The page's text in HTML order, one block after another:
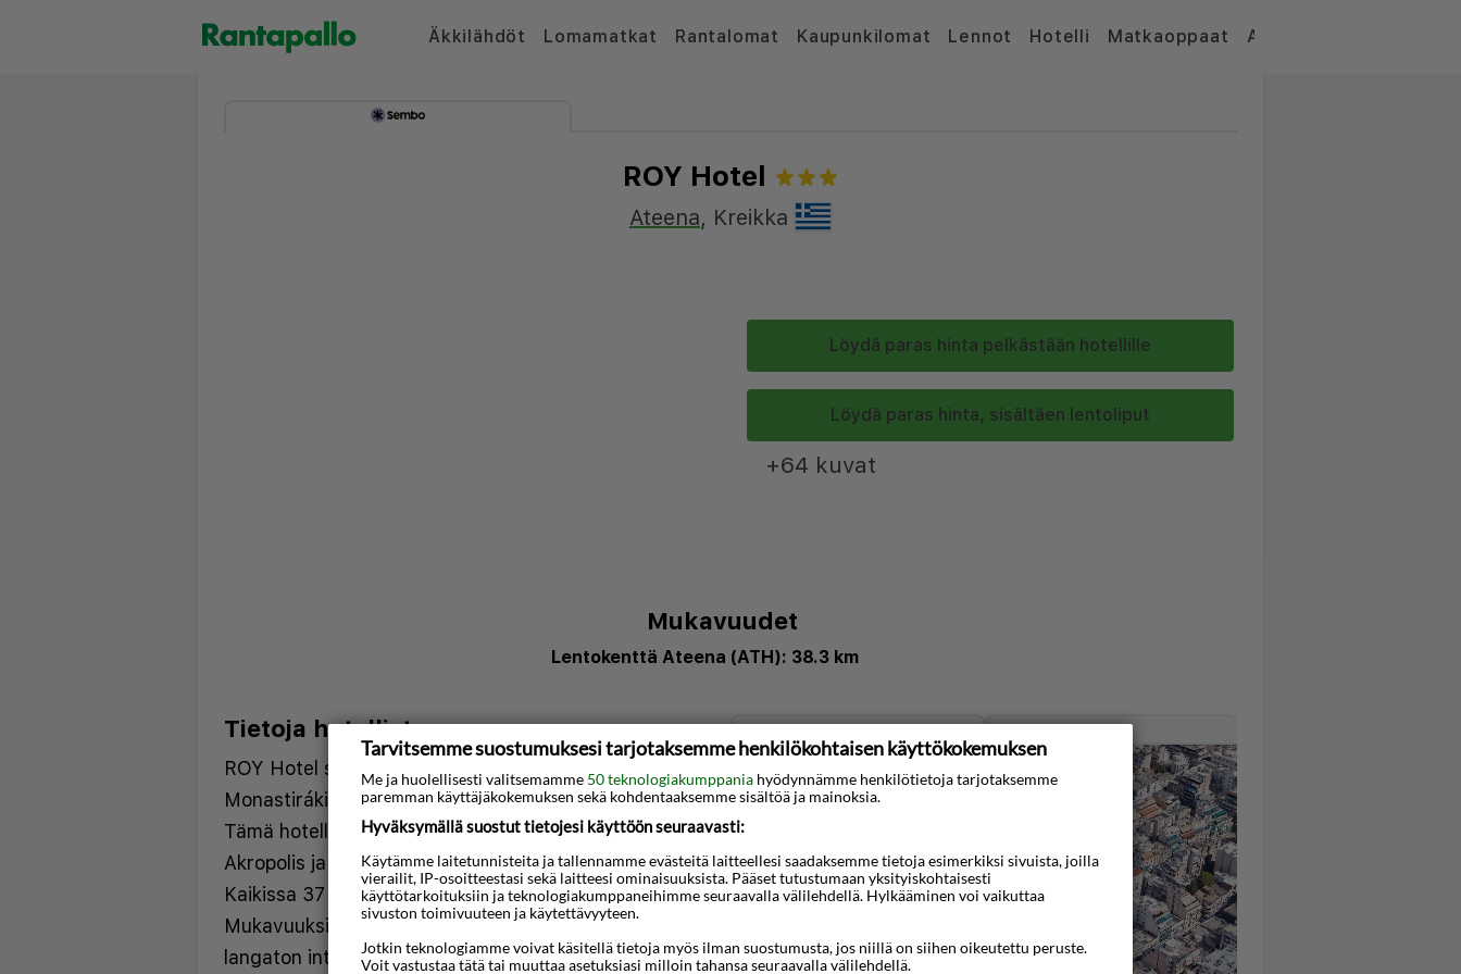
Äkkilähdöt Lomamatkat Rantalomat Kaupunkilomat Lennot Hotelli Matkaoppaat Artikkelit
ROY Hotel
Ateena, Kreikka
Löydä paras hinta pelkästään hotellille
Löydä paras hinta, sisältäen lentoliput
+64 kuvat
Mukavuudet
Lentokenttä Ateena (ATH): 38.3 km
Tietoja hotellista
ROY Hotel sijaitsee keskustassa, ja Sýntagma ja
Monastirákin kirpputori 5 minuutin ajomatkan päässä.
Tämä hotelli sijaitsee 4,9 km:n päässä kohteesta
Akropolis ja 5,1 km:n päässä kohteesta Parthenon.
Kaikissa 37 huoneessa on ilmastointi ja LCD-televisio.
Mukavuuksiin kuuluu digitaalikanavat sekä ilmainen
langaton internetyhteys. Käytössäsi on kylpyhuone,
Kartta
Tarvitsemme suostumuksesi tarjotaksemme henkilökohtaisen käyttökokemuksen
Me ja huolellisesti valitsemamme 50 teknologiakumppania hyödynnämme henkilötietoja tarjotaksemme
paremman käyttäjäkokemuksen sekä kohdentaaksemme sisältöä ja mainoksia.
Hyväksymällä suostut tietojesi käyttöön seuraavasti:
Käytämme laitetunnisteita ja tallennamme evästeitä laitteellesi saadaksemme tietoja esimerkiksi sivuista, joilla
vierailit, IP-osoitteestasi sekä laitteesi ominaisuuksista. Pääset tutustumaan yksityiskohtaisesti
käyttötarkoituksiin ja teknologiakumppaneihimme seuraavalla välilehdellä. Hylkääminen voi vaikuttaa
sivuston toimivuuteen ja käytettävyyteen.
Jotkin teknologiamme voivat käsitellä tietoja myös ilman suostumusta, jos niillä on siihen oikeutettu peruste.
Voit vastustaa tätä tai muuttaa asetuksiasi milloin tahansa seuraavalla välilehdellä.